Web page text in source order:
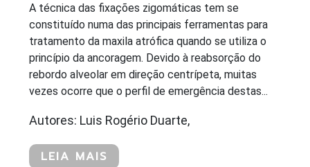
A técnica das fixações zigomáticas tem se
constituído numa das principais ferramentas para
tratamento da maxila atrófica quando se utiliza o
princípio da ancoragem. Devido à reabsorção do
rebordo alveolar em direção centrípeta, muitas
vezes ocorre que o perfil de emergência destas...
Autores: Luis Rogério Duarte,
LEIA MAIS